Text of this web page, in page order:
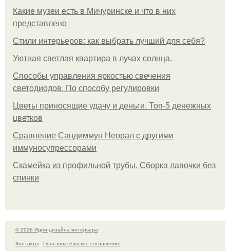
Какие музеи есть в Мичуринске и что в них
представлено
Стили интерьеров: как выбрать лучший для себя?
Уютная светлая квартира в лучах солнца.
Способы управления яркостью свечения
светодиодов. По способу регулировки
Цветы приносящие удачу и деньги. Топ-5 денежных
цветков
Сравнение Сандиммун Неорал с другими
иммуносупрессорами
Скамейка из профильной трубы. Сборка лавочки без
спинки
© 2026 Идеи дизайна интерьера
Контакты
Пользовательское соглашение